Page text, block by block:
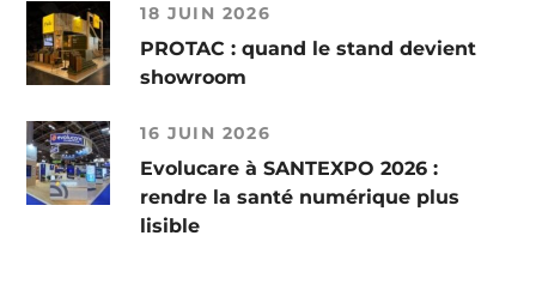
18 JUIN 2026
PROTAC : quand le stand devient
showroom
16 JUIN 2026
Evolucare à SANTEXPO 2026 :
rendre la santé numérique plus
lisible